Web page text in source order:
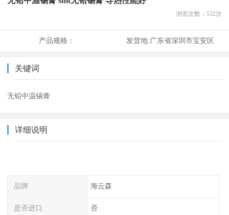
浏览次数： 532次
产品规格： 发货地:广东省深圳市宝安区
关键词
无铅中温锡膏
详细说明
品牌 海云森
是否进口 否